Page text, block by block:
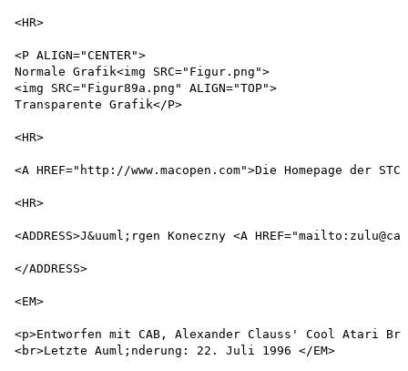
<HR>
<P ALIGN="CENTER">
Normale Grafik<img SRC="Figur.png">
<img SRC="Figur89a.png" ALIGN="TOP">
Transparente Grafik</P>
<HR>
<A HREF="http://www.macopen.com">Die Homepage der
<HR>
<ADDRESS>J&uuml;rgen Koneczny <A
</ADDRESS>
<EM>
<p>Entworfen mit CAB, Alexander Clauss' Cool Atari
<br>Letzte Auml;nderung: 22. Juli 1996 </EM>